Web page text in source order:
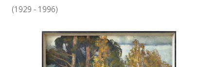
(1929 - 1996)